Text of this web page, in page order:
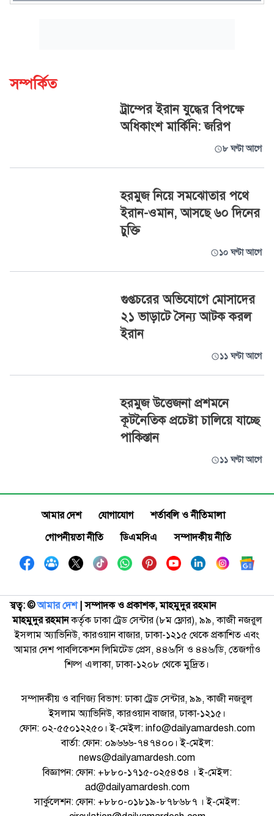
সম্পর্কিত
ট্রাম্পের ইরান যুদ্ধের বিপক্ষে
অধিকাংশ মার্কিনি: জরিপ
৮ ঘণ্টা আগে
হরমুজ নিয়ে সমঝোতার পথে
ইরান-ওমান, আসছে ৬০ দিনের
চুক্তি
১০ ঘণ্টা আগে
গুপ্তচরের অভিযোগে মোসাদের
২১ ভাড়াটে সৈন্য আটক করল
ইরান
১১ ঘণ্টা আগে
হরমুজ উত্তেজনা প্রশমনে
কূটনৈতিক প্রচেষ্টা চালিয়ে যাচ্ছে
পাকিস্তান
১১ ঘণ্টা আগে
আমার দেশ যোগাযোগ
শর্তাবলি ও নীতিমালা
গোপনীয়তা নীতি
ডিএমসিএ সম্পাদকীয় নীতি
স্বত্ব: ©️আমার দেশ| সম্পাদক ও প্রকাশক, মাহমুদুর রহমান
মাহমুদুর রহমানকর্তৃক ঢাকা ট্রেড সেন্টার (৮ম ফ্লোর), ৯৯, কাজী নজরুল
ইসলাম অ্যাভিনিউ, কারওয়ান বাজার, ঢাকা-১২১৫ থেকে প্রকাশিত এবং
আমার দেশ পাবলিকেশন লিমিটেড প্রেস, ৪৪৬/সি ও ৪৪৬/ডি, তেজগাঁও
শিল্প এলাকা, ঢাকা-১২০৮ থেকে মুদ্রিত।
সম্পাদকীয় ও বাণিজ্য বিভাগ: ঢাকা ট্রেড সেন্টার, ৯৯, কাজী নজরুল
ইসলাম অ্যাভিনিউ, কারওয়ান বাজার, ঢাকা-১২১৫।
ফোন: ০২-৫৫০১২২৫০। ই-মেইল: info@dailyamardesh.com
বার্তা: ফোন: ০৯৬৬৬-৭৪৭৪০০। ই-মেইল:
news@dailyamardesh.com
বিজ্ঞাপন: ফোন: +৮৮০-১৭১৫-০২৫৪৩৪ । ই-মেইল:
ad@dailyamardesh.com
সার্কুলেশন: ফোন: +৮৮০-০১৮১৯-৮৭৮৬৮৭ । ই-মেইল: